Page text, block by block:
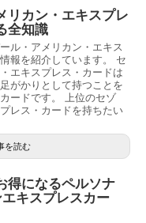
リカン・エキスプレ
全知識
ル・アメリカン・エキス
報を紹介しています。 セ
エキスプレス・カードは
がかりとして持つことを
ードです。 上位のセゾ
レス・カードを持ちたい
を読む
得になるペルソナ
キスプレスカー